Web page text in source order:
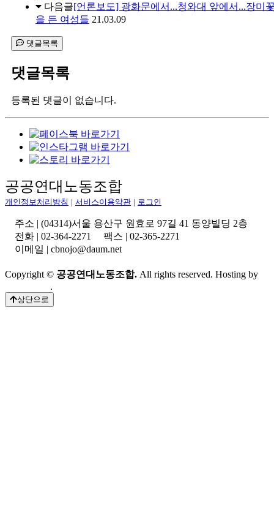
다음글[언론보도] 광화문에서...청와대 앞에서...장미
을 든 여성들 21.03.09
댓글목록
댓글목록
등록된 댓글이 없습니다.
공공연대노동조합
개인정보처리방침 | 서비스이용약관 | 로그인
주소 | (04314)서울 용산구 원효로 97길 41 동양빌딩 2층
전화 | 02-364-2271 팩스 | 02-365-2271
이메일 | cbnojo@daum.net
Copyright © 공공연대노동조합. All rights reserved. Hosting by
.
상단으로